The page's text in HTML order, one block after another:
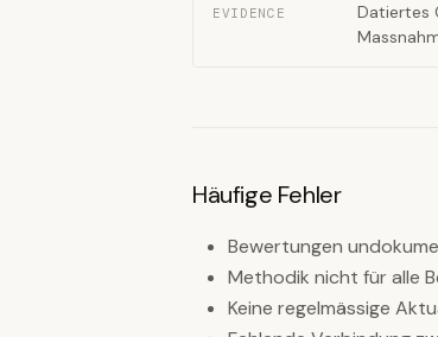
EVIDENCE
Datiertes
Häufige Fehler
Bewertungen
Methodik nicht für alle
Keine regelmässige